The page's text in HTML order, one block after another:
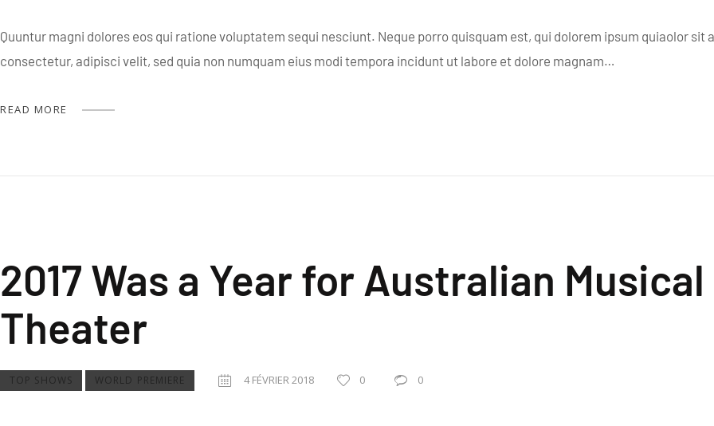
Quuntur magni dolores eos qui ratione voluptatem sequi nesciunt. Neque porro quisquam est, qui dolorem ipsum quiaolor sit
consectetur, adipisci velit, sed quia non numquam eius modi tempora incidunt ut labore et dolore magnam…
READ MORE
2017 Was a Year for Australian Musical
Theater
TOP SHOWS WORLD PREMIERE 4 FÉVRIER 2018 0 0